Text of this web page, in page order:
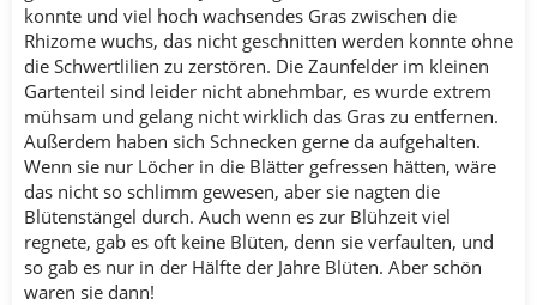
konnte und viel hoch wachsendes Gras zwischen die
Rhizome wuchs, das nicht geschnitten werden konnte ohne
die Schwertlilien zu zerstören. Die Zaunfelder im kleinen
Gartenteil sind leider nicht abnehmbar, es wurde extrem
mühsam und gelang nicht wirklich das Gras zu entfernen.
Außerdem haben sich Schnecken gerne da aufgehalten.
Wenn sie nur Löcher in die Blätter gefressen hätten, wäre
das nicht so schlimm gewesen, aber sie nagten die
Blütenstängel durch. Auch wenn es zur Blühzeit viel
regnete, gab es oft keine Blüten, denn sie verfaulten, und
so gab es nur in der Hälfte der Jahre Blüten. Aber schön
waren sie dann!